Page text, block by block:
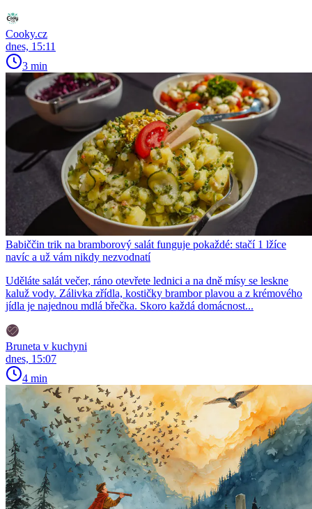
Cooky.cz
dnes, 15:11
3 min
Babiččin trik na bramborový salát funguje pokaždé: stačí 1 lžíce
navíc a už vám nikdy nezvodnatí
Uděláte salát večer, ráno otevřete lednici a na dně mísy se leskne
kaluž vody. Zálivka zřídla, kostičky brambor plavou a z krémového
jídla je najednou mdlá břečka. Skoro každá domácnost...
Bruneta v kuchyni
dnes, 15:07
4 min